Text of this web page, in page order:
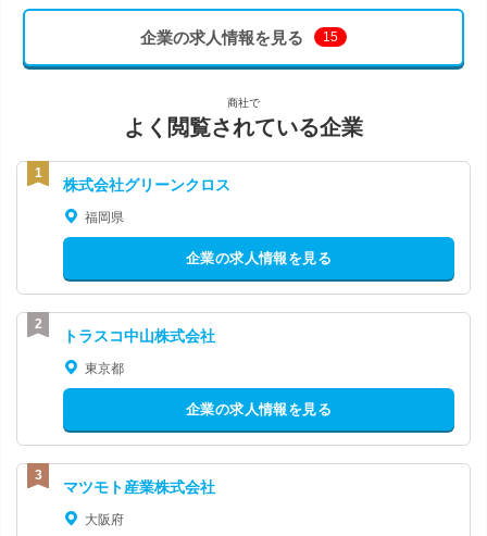
企業の求人情報を見る 15
商社で
よく閲覧されている企業
株式会社グリーンクロス
福岡県
企業の求人情報を見る
トラスコ中山株式会社
東京都
企業の求人情報を見る
マツモト産業株式会社
大阪府